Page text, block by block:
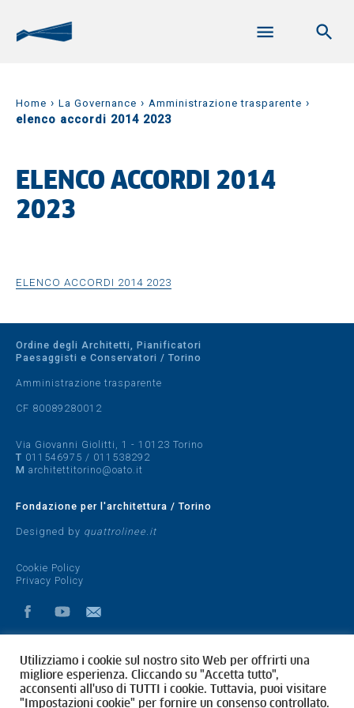
Home › La Governance › Amministrazione trasparente ›
elenco accordi 2014 2023
ELENCO ACCORDI 2014
2023
ELENCO ACCORDI 2014 2023
Ordine degli Architetti, Pianificatori
Paesaggisti e Conservatori / Torino
Amministrazione trasparente
CF 80089280012
Via Giovanni Giolitti, 1 - 10123 Torino
T 011546975 / 011538292
M architettitorino@oato.it
Fondazione per l'architettura / Torino
Designed by quattrolinee.it
Cookie Policy
Privacy Policy
Utilizziamo i cookie sul nostro sito Web per offrirti una
migliore esperienza. Cliccando su "Accetta tutto",
acconsenti all'uso di TUTTI i cookie. Tuttavia, puoi visitare
"Impostazioni cookie" per fornire un consenso controllato.